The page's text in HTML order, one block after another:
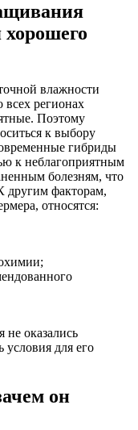
влажности
регионах
Поэтому
к выбору
гибриды
к неблагоприятным
болезням, что
другим факторам,
относятся:
оказались
условия для его
он